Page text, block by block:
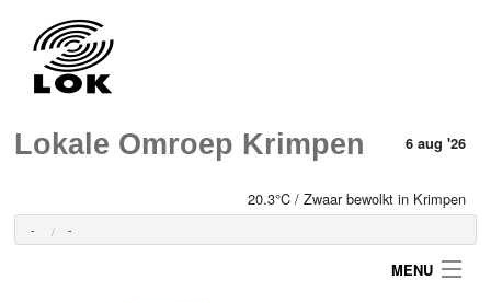
Lokale Omroep Krimpen 6 aug '26
20.3°C / Zwaar bewolkt in Krimpen
- -
MENU